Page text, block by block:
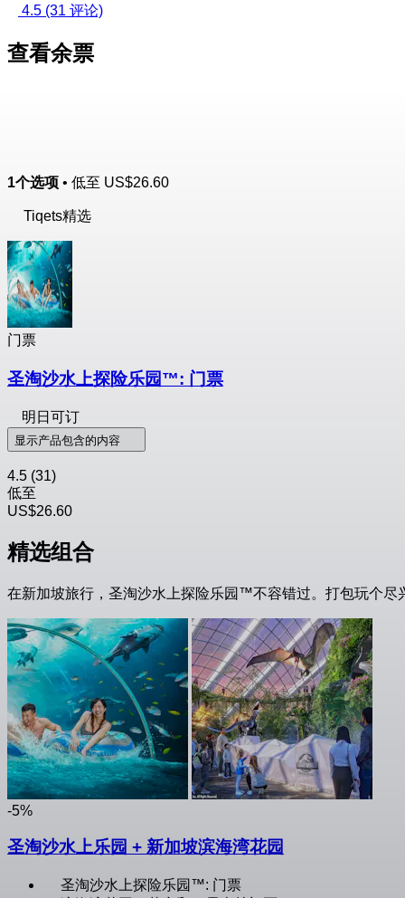
4.5 (31 评论)
查看余票
1个选项 • 低至 US$26.60
Tiqets精选
门票
圣淘沙水上探险乐园™: 门票
明日可订
显示产品包含的内容
4.5 (31)
低至
US$26.60
精选组合
在新加坡旅行，圣淘沙水上探险乐园™不容错过。打包玩个尽
-5%
圣淘沙水上乐园 + 新加坡滨海湾花园
圣淘沙水上探险乐园™: 门票